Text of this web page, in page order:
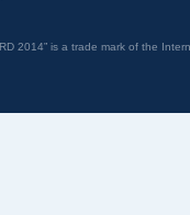
2014” is a trade mark of the